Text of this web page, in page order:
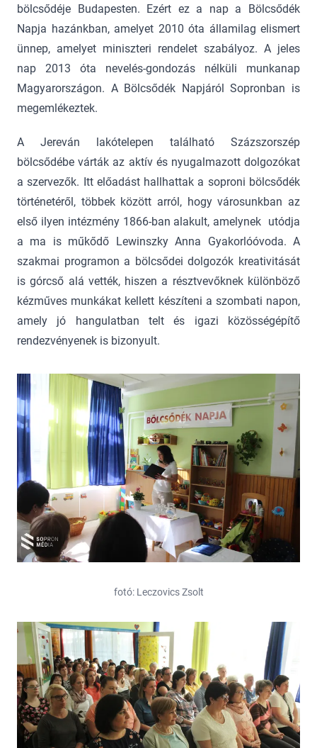
bölcsődéje Budapesten. Ezért ez a nap a Bölcsődék
Napja hazánkban, amelyet 2010 óta államilag elismert
ünnep, amelyet miniszteri rendelet szabályoz. A jeles
nap 2013 óta nevelés-gondozás nélküli munkanap
Magyarországon. A Bölcsődék Napjáról Sopronban is
megemlékeztek.
A Jereván lakótelepen található Százszorszép
bölcsődébe várták az aktív és nyugalmazott dolgozókat
a szervezők. Itt előadást hallhattak a soproni bölcsődék
történetéről, többek között arról, hogy városunkban az
első ilyen intézmény 1866-ban alakult, amelynek utódja
a ma is műkődő Lewinszky Anna Gyakorlóóvoda. A
szakmai programon a bölcsődei dolgozók kreativitását
is górcső alá vették, hiszen a résztvevőknek különböző
kézműves munkákat kellett készíteni a szombati napon,
amely jó hangulatban telt és igazi közösségépítő
rendezvényenek is bizonyult.
fotó: Leczovics Zsolt